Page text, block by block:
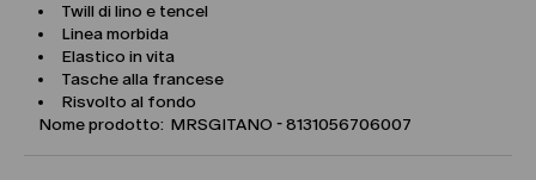
Twill di lino e tencel
Linea morbida
Elastico in vita
Tasche alla francese
Risvolto al fondo
Nome prodotto: MRSGITANO - 8131056706007